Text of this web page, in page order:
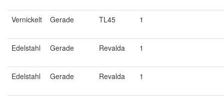
Vernickelt Gerade TL45 1
Edelstahl Gerade Revalda 1
Edelstahl Gerade Revalda 1